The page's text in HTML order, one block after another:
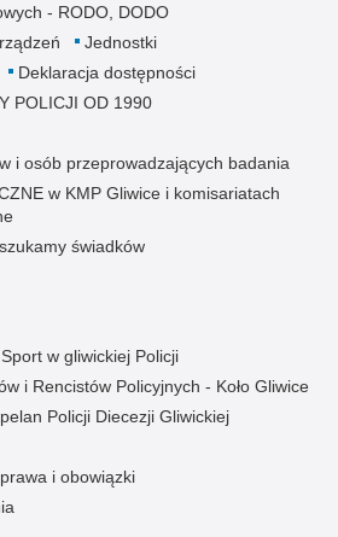
- RODO, DODO
Jednostki
Deklaracja dostępności
POLICJI OD 1990
i osób przeprowadzających badania
w KMP Gliwice i komisariatach
świadków
Sport w gliwickiej Policji
i Rencistów Policyjnych - Koło Gliwice
Policji Diecezji Gliwickiej
i obowiązki